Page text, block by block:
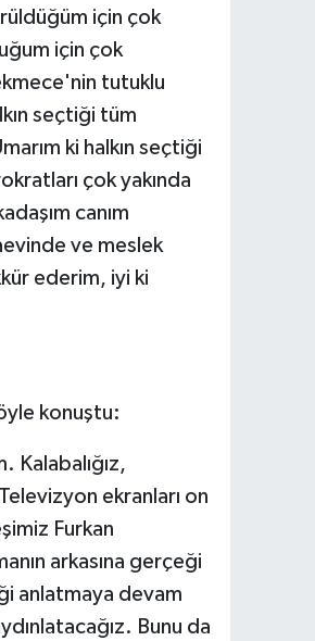
için çok
için çok
tutuklu
seçtiği tüm
ki halkın seçtiği
çok yakında
canım
ve meslek
ederim, iyi ki
konuştu:
Kalabalığız,
ekranları on
Furkan
arkasına gerçeği
anlatmaya devam
Bunu da